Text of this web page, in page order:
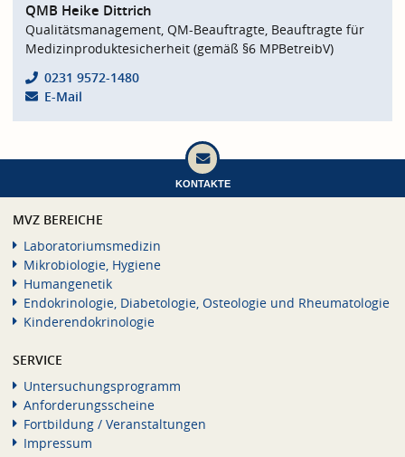
QMB Heike Dittrich
Qualitätsmanagement, QM-Beauftragte, Beauftragte für
Medizinproduktesicherheit (gemäß §6 MPBetreibV)
0231 9572-1480
E-Mail
KONTAKTE
MVZ BEREICHE
Laboratoriumsmedizin
Mikrobiologie, Hygiene
Humangenetik
Endokrinologie, Diabetologie, Osteologie und Rheumatologie
Kinderendokrinologie
SERVICE
Untersuchungsprogramm
Anforderungsscheine
Fortbildung / Veranstaltungen
Impressum